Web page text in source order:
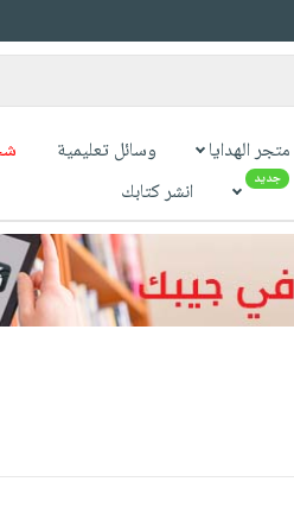
متجر الهدايا وسائل تعليمية
جديد انشر كتابك